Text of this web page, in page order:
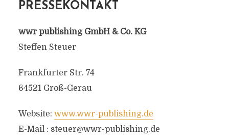
PRESSEKONTAKT
wwr publishing GmbH & Co. KG
Steffen Steuer
Frankfurter Str. 74
64521 Groß-Gerau
Website: www.wwr-publishing.de
E-Mail : steuer@wwr-publishing.de